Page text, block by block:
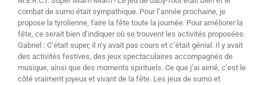
combat de sumo était sympathique. Pour l’année prochaine, je
propose la tyrolienne, faire la fête toute la journée. Pour améliorer la
fête, ce serait bien d’indiquer où se trouvent les activités proposées.
Gabriel : C’était super, il n’y avait pas cours et c’était génial. Il y avait
des activités festives, des jeux spectaculaires accompagnés de
musique, ainsi que des moments spirituels. Ce que j’ai aimé, c’est le
côté vraiment joyeux et vivant de la fête. Les jeux de sumo et